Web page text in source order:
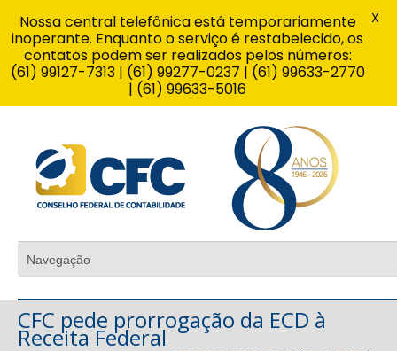
CFC pede prorrogação da ECD à
Receita Federal
Nossa central telefônica está temporariamente
inoperante. Enquanto o serviço é restabelecido, os
contatos podem ser realizados pelos números:
(61) 99127-7313 | (61) 99277-0237 | (61) 99633-2770
| (61) 99633-5016
X